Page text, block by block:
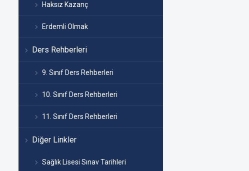
Haksız Kazanç
Erdemli Olmak
Ders Rehberleri
9. Sınıf Ders Rehberleri
10. Sınıf Ders Rehberleri
11. Sınıf Ders Rehberleri
Diğer Linkler
Sağlık Lisesi Sınav Tarihleri